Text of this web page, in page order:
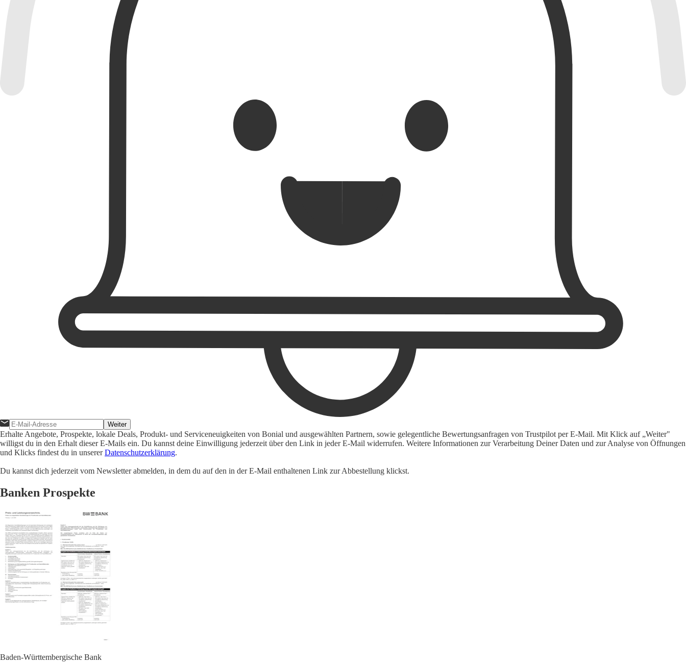
Weiter
Erhalte Angebote, Prospekte, lokale Deals, Produkt- und Serviceneuigkeiten von Bonial und ausgewählten Partnern, sowie gelegentliche Bewertungsanfragen von Trustpilot per E-Mail. Mit Klick auf „Weiter"
willigst du in den Erhalt dieser E-Mails ein. Du kannst deine Einwilligung jederzeit über den Link in jeder E-Mail widerrufen. Weitere Informationen zur Verarbeitung Deiner Daten und zur Analyse von Öffnungen
und Klicks findest du in unsererDatenschutzerklärung.
Du kannst dich jederzeit vom Newsletter abmelden, in dem du auf den in der E-Mail enthaltenen Link zur Abbestellung klickst.
Banken Prospekte
Baden-Württembergische Bank